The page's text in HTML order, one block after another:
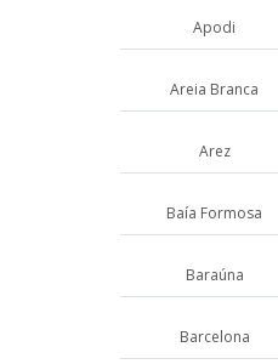
Apodi
Areia Branca
Arez
Baía Formosa
Baraúna
Barcelona